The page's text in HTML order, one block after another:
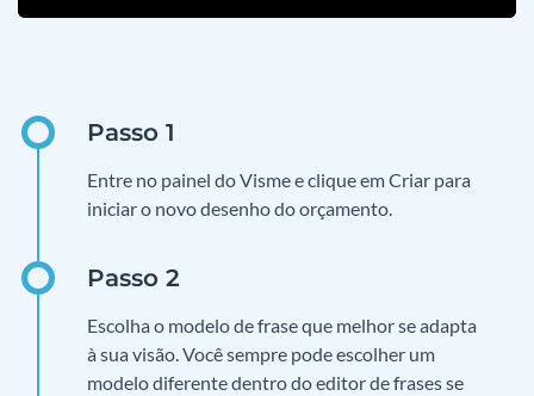
Entre no painel do Visme e clique em Criar para
iniciar o novo desenho do orçamento.
Escolha o modelo de frase que melhor se adapta
à sua visão. Você sempre pode escolher um
modelo diferente dentro do editor de frases se